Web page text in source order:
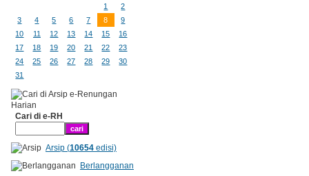
1
2
3
4 5 6 7 8
9
10
11 12 13 14 15
16
17
18 19 20 21 22
23
24
25 26 27 28 29
30
31
Cari di e-RH
Arsip (10654edisi)
Berlangganan